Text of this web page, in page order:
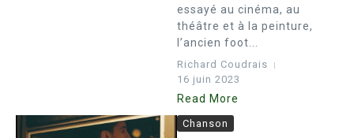
essayé au cinéma, au
théâtre et à la peinture,
l’ancien foot...
Richard Coudrais
16 juin 2023
Read More
Chanson